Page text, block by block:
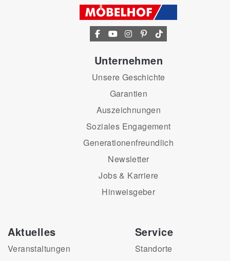
Unternehmen
Unsere Geschichte
Garantien
Auszeichnungen
Soziales Engagement
Generationenfreundlich
Newsletter
Jobs & Karriere
Hinweisgeber
Aktuelles
Veranstaltungen
Service
Standorte